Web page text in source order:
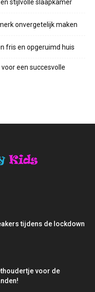
stijlvolle slaapkamer
onvergetelijk maken
fris en opgeruimd huis
een succesvolle
tijdens de lockdown
voor de